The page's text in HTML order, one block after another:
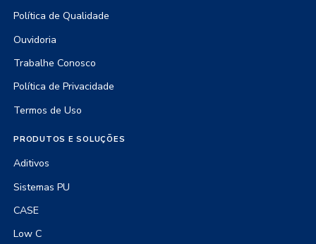
Política de Qualidade
Ouvidoria
Trabalhe Conosco
Política de Privacidade
Termos de Uso
PRODUTOS E SOLUÇÕES
Aditivos
Sistemas PU
CASE
Low C